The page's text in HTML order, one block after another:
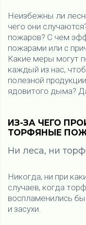
Неизбежны ли
чего они
пожаров? С чем
пожарами или с
Какие меры могут
каждый из нас,
полезной
ядовитого дыма?
ИЗ-ЗА ЧЕГО
ТОРФЯНЫЕ
Ни леса, ни
Никогда, ни при
случаев, когда
воспламенились
и засухи.